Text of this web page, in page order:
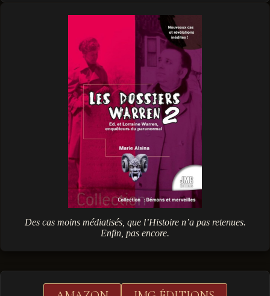
Des cas moins médiatisés, que l’Histoire n’a pas retenues.
Enfin, pas encore.